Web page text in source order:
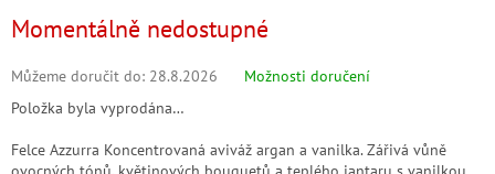
Momentálně nedostupné
Můžeme doručit do: 28.8.2026
Možnosti doručení
Položka byla vyprodána…
Felce Azzurra Koncentrovaná aviváž argan a vanilka. Zářivá vůně